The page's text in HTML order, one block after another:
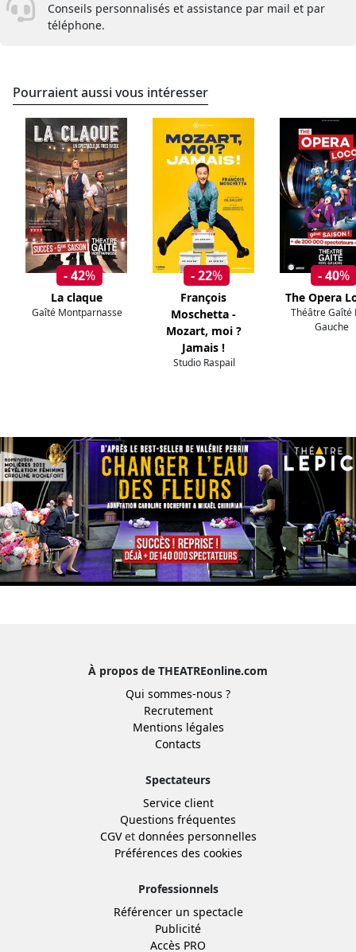
Conseils personnalisés et assistance par mail et par
téléphone.
Pourraient aussi vous intéresser
- 42%
La claque
Gaîté Montparnasse
- 22%
François
Moschetta -
Mozart, moi ?
Jamais !
Studio Raspail
- 40%
The Opera
Théâtre Gaîté
Gauche
À propos de THEATREonline.com
Qui sommes-nous ?
Recrutement
Mentions légales
Contacts
Spectateurs
Service client
Questions fréquentes
CGVet données personnelles
Préférences des cookies
Professionnels
Référencer un spectacle
Publicité
Accès PRO